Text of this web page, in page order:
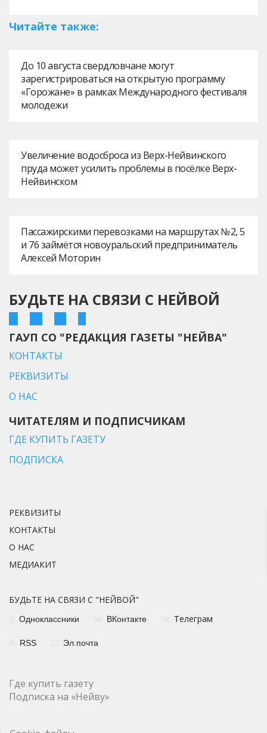
Читайте также:
До 10 августа свердловчане могут
зарегистрироваться на открытую программу
«Горожане» в рамках Международного фестиваля
молодежи
Увеличение водосброса из Верх-Нейвинского
пруда может усилить проблемы в посёлке Верх-
Нейвинском
Пассажирскими перевозками на маршрутах № 2, 5
и 76 займётся новоуральский предприниматель
Алексей Моторин
БУДЬТЕ НА СВЯЗИ С НЕЙВОЙ
ГАУП СО "РЕДАКЦИЯ ГАЗЕТЫ "НЕЙВА"
КОНТАКТЫ
РЕКВИЗИТЫ
О НАС
ЧИТАТЕЛЯМ И ПОДПИСЧИКАМ
ГДЕ КУПИТЬ ГАЗЕТУ
ПОДПИСКА
РЕКВИЗИТЫ
КОНТАКТЫ
О НАС
МЕДИАКИТ
БУДЬТЕ НА СВЯЗИ С "НЕЙВОЙ"
Одноклассники ВКонтакте Телеграм
RSS Эл.почта
Где купить газету
Подписка на «Нейву»